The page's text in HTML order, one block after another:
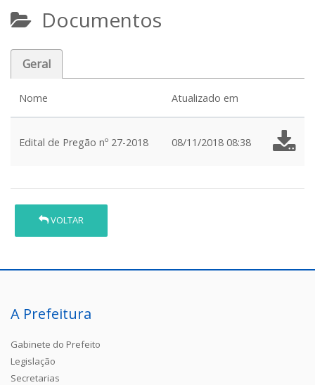
Documentos
Geral
Nome Atualizado em
Edital de Pregão nº 27-2018 08/11/2018 08:38
VOLTAR
A Prefeitura
Gabinete do Prefeito
Legislação
Secretarias